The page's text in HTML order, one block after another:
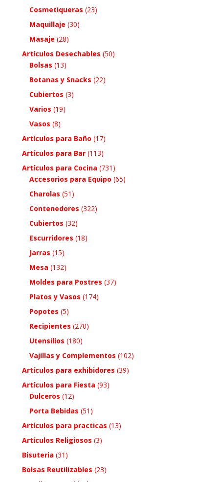
Cosmetiqueras (23)
Maquillaje (30)
Masaje (28)
Artículos Desechables (50)
Bolsas (13)
Botanas y Snacks (22)
Cubiertos (3)
Varios (19)
Vasos (8)
Artículos para Baño (17)
Artículos para Bar (113)
Artículos para Cocina (731)
Accesorios para Equipo (65)
Charolas (51)
Contenedores (322)
Cubiertos (32)
Escurridores (18)
Jarras (15)
Mesa (132)
Moldes para Postres (37)
Platos y Vasos (174)
Popotes (5)
Recipientes (270)
Utensilios (180)
Vajillas y Complementos (102)
Artículos para exhibidores (39)
Artículos para Fiesta (93)
Dulceros (12)
Porta Bebidas (51)
Artículos para practicas (13)
Artículos Religiosos (3)
Bisuteria (31)
Bolsas Reutilizables (23)